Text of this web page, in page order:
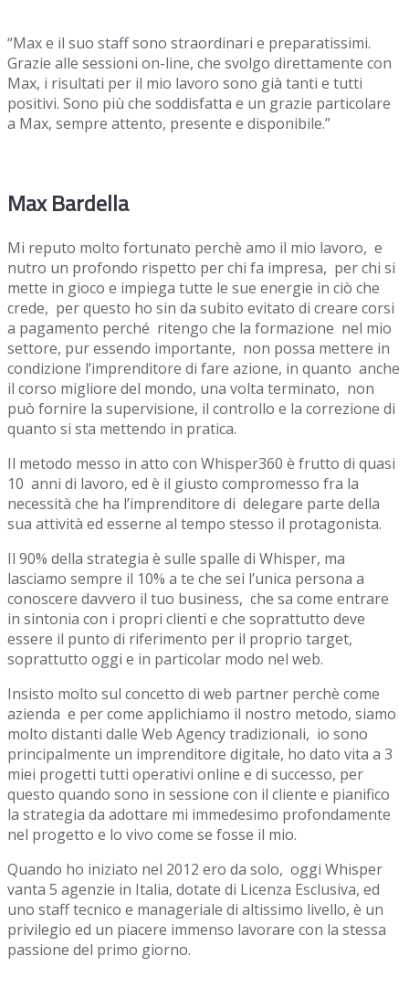
“Max e il suo staff sono straordinari e preparatissimi.
Grazie alle sessioni on-line, che svolgo direttamente con
Max, i risultati per il mio lavoro sono già tanti e tutti
positivi. Sono più che soddisfatta e un grazie particolare
a Max, sempre attento, presente e disponibile.”
Max Bardella
Mi reputo molto fortunato perchè amo il mio lavoro, e
nutro un profondo rispetto per chi fa impresa, per chi si
mette in gioco e impiega tutte le sue energie in ciò che
crede, per questo ho sin da subito evitato di creare corsi
a pagamento perché ritengo che la formazione nel mio
settore, pur essendo importante, non possa mettere in
condizione l’imprenditore di fare azione, in quanto anche
il corso migliore del mondo, una volta terminato, non
può fornire la supervisione, il controllo e la correzione di
quanto si sta mettendo in pratica.
Il metodo messo in atto con Whisper360 è frutto di quasi
10 anni di lavoro, ed è il giusto compromesso fra la
necessità che ha l’imprenditore di delegare parte della
sua attività ed esserne al tempo stesso il protagonista.
Il 90% della strategia è sulle spalle di Whisper, ma
lasciamo sempre il 10% a te che sei l’unica persona a
conoscere davvero il tuo business, che sa come entrare
in sintonia con i propri clienti e che soprattutto deve
essere il punto di riferimento per il proprio target,
soprattutto oggi e in particolar modo nel web.
Insisto molto sul concetto di web partner perchè come
azienda e per come applichiamo il nostro metodo, siamo
molto distanti dalle Web Agency tradizionali, io sono
principalmente un imprenditore digitale, ho dato vita a 3
miei progetti tutti operativi online e di successo, per
questo quando sono in sessione con il cliente e pianifico
la strategia da adottare mi immedesimo profondamente
nel progetto e lo vivo come se fosse il mio.
Quando ho iniziato nel 2012 ero da solo, oggi Whisper
vanta 5 agenzie in Italia, dotate di Licenza Esclusiva, ed
uno staff tecnico e manageriale di altissimo livello, è un
privilegio ed un piacere immenso lavorare con la stessa
passione del primo giorno.